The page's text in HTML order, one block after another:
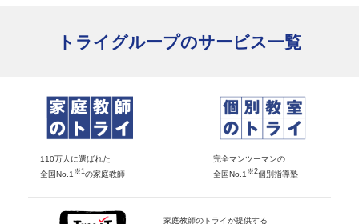
トライグループのサービス一覧
110万人に選ばれた
全国No.1 ※1 の家庭教師
完全マンツーマンの
全国No.1 ※2個別指導塾
家庭教師のトライが提供する